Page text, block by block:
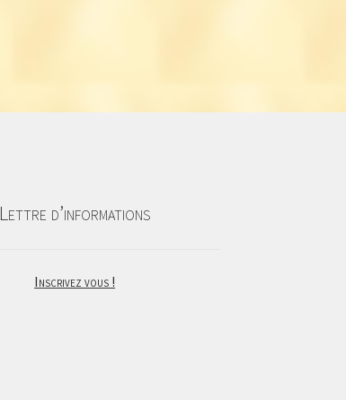
Lettre d’informations
Inscrivez vous !